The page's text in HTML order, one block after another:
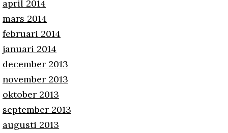
april 2014
mars 2014
februari 2014
januari 2014
december 2013
november 2013
oktober 2013
september 2013
augusti 2013